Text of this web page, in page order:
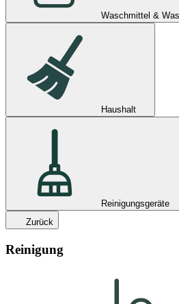
Waschmittel &
Haushalt
Reinigungsgeräte
Zurück
Reinigung